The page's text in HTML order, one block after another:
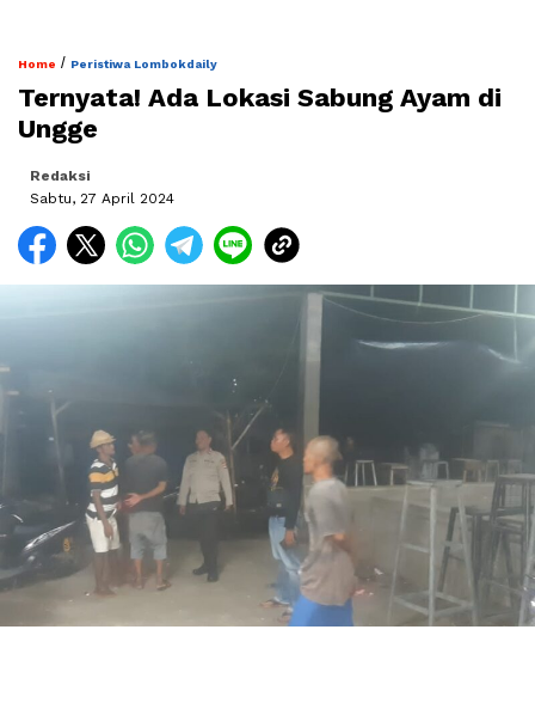
Home / Peristiwa Lombokdaily
Ternyata! Ada Lokasi Sabung Ayam di
Ungge
Redaksi
Sabtu, 27 April 2024